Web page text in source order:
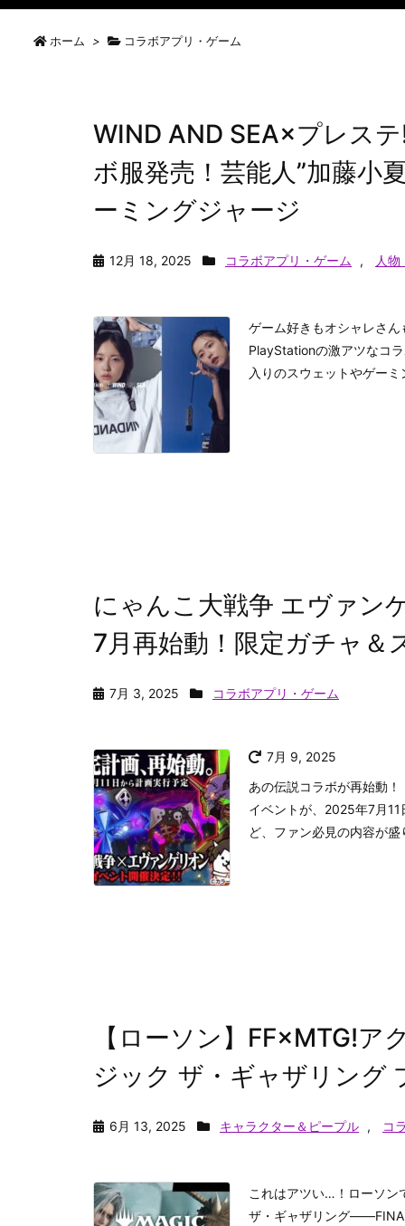
ホーム > コラボアプリ・ゲーム
WIND AND SEA×プレス
ボ服発売！芸能人”加藤
ーミングジャージ
12月 18, 2025 コラボアプリ・ゲーム , 人
ゲーム好きもオシャレさ
PlayStationの激アツなコ
入りのスウェットやゲー
にゃんこ大戦争 エヴァン
7月再始動！限定ガチャ＆
7月 3, 2025 コラボアプリ・ゲーム
7月 9, 2025
あの伝説コラボが再始動
イベントが、2025年7月
ど、ファン必見の内容が
【ローソン】FF×MTG!
ジック ザ・ギャザリング
6月 13, 2025 キャラクター＆ピープル , コ
これはアツい…！ローソン
ザ・ギャザリング